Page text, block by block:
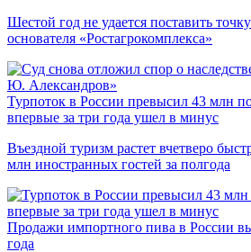
Шестой год не удается поставить
основателя «Ростагрокомплекса»
Турпоток в России превысил 43 млн
впервые за три года ушел в минус
Въездной туризм растет вчетверо
млн иностранных гостей за полгода
Продажи импортного пива в России
года